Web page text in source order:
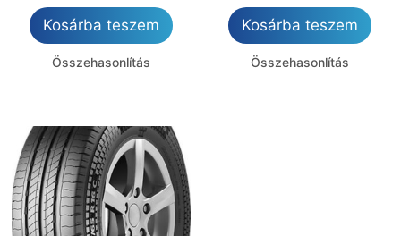
Kosárba teszem
Összehasonlítás
Kosárba teszem
Összehasonlítás